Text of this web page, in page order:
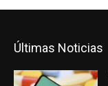
Últimas Noticias